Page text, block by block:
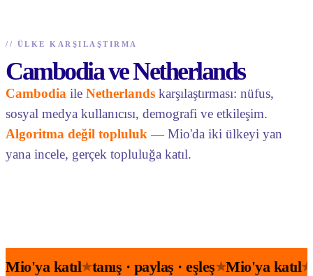
// ÜLKE KARŞILAŞTIRMA
Cambodia ve Netherlands
Cambodia ile Netherlands karşılaştırması: nüfus,
sosyal medya kullanıcısı, demografi ve etkileşim.
Algoritma değil topluluk — Mio'da iki ülkeyi yan
yana incele, gerçek topluluğa katıl.
Mio'ya katıl★tanış · paylaş · eşleş★Mio'ya katıl★